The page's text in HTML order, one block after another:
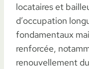
locataires et
d’occupation
fondamentaux
renforcée,
renouvellement